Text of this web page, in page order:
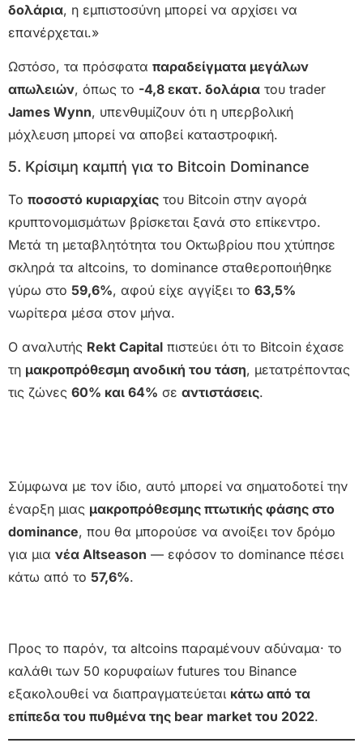
δολάρια, η εμπιστοσύνη μπορεί να αρχίσει να
επανέρχεται.»
Ωστόσο, τα πρόσφατα παραδείγματα μεγάλων
απωλειών, όπως το -4,8 εκατ. δολάρια του trader
James Wynn, υπενθυμίζουν ότι η υπερβολική
μόχλευση μπορεί να αποβεί καταστροφική.
5. Κρίσιμη καμπή για το Bitcoin Dominance
Το ποσοστό κυριαρχίας του Bitcoin στην αγορά
κρυπτονομισμάτων βρίσκεται ξανά στο επίκεντρο.
Μετά τη μεταβλητότητα του Οκτωβρίου που χτύπησε
σκληρά τα altcoins, το dominance σταθεροποιήθηκε
γύρω στο 59,6%, αφού είχε αγγίξει το 63,5%
νωρίτερα μέσα στον μήνα.
Ο αναλυτής Rekt Capital πιστεύει ότι το Bitcoin έχασε
τη μακροπρόθεσμη ανοδική του τάση, μετατρέποντας
τις ζώνες 60% και 64% σε αντιστάσεις.
Σύμφωνα με τον ίδιο, αυτό μπορεί να σηματοδοτεί την
έναρξη μιας μακροπρόθεσμης πτωτικής φάσης στο
dominance, που θα μπορούσε να ανοίξει τον δρόμο
για μια νέα Altseason — εφόσον το dominance πέσει
κάτω από το 57,6%.
Προς το παρόν, τα altcoins παραμένουν αδύναμα· το
καλάθι των 50 κορυφαίων futures του Binance
εξακολουθεί να διαπραγματεύεται κάτω από τα
επίπεδα του πυθμένα της bear market του 2022.